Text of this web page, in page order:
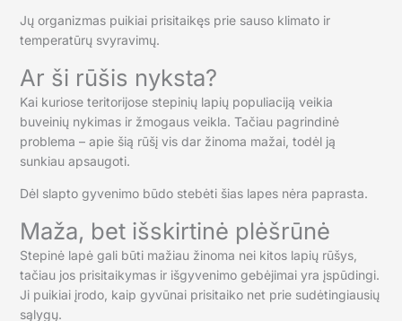
Jų organizmas puikiai prisitaikęs prie sauso klimato ir
temperatūrų svyravimų.
Ar ši rūšis nyksta?
Kai kuriose teritorijose stepinių lapių populiaciją veikia
buveinių nykimas ir žmogaus veikla. Tačiau pagrindinė
problema – apie šią rūšį vis dar žinoma mažai, todėl ją
sunkiau apsaugoti.
Dėl slapto gyvenimo būdo stebėti šias lapes nėra paprasta.
Maža, bet išskirtinė plėšrūnė
Stepinė lapė gali būti mažiau žinoma nei kitos lapių rūšys,
tačiau jos prisitaikymas ir išgyvenimo gebėjimai yra įspūdingi.
Ji puikiai įrodo, kaip gyvūnai prisitaiko net prie sudėtingiausių
sąlygų.